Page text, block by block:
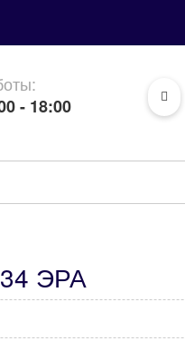
- 18:00
ЭРА